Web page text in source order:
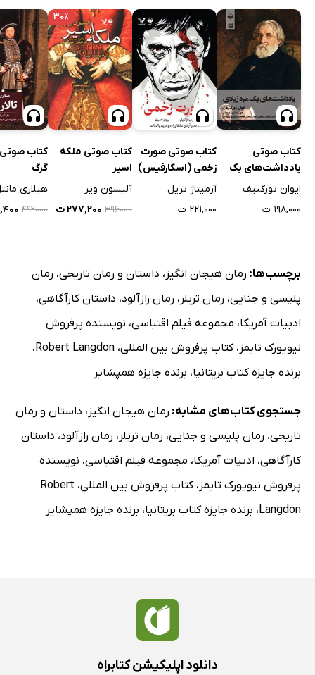
کتاب صوتی
یادداشت‌های یک
مرد زیادی
ایوان تورگنیف
۱۹۸,۰۰۰ ت
کتاب صوتی صورت
زخمی (اسکارفیس)
آرمیتاژ تریل
۲۲۱,۰۰۰ ت
۳۰٪
کتاب صوتی ملکه
اسیر
آلیسون ویر
۳۹۶۰۰۰ ۲۷۷,۲۰۰ ت
کتاب صوتی
گرگ
هیلاری
۴۹۲۰۰۰
برچسب‌ها: رمان هیجان انگیز ، داستان و رمان تاریخی، رمان
پلیسی و جنایی، رمان تریلر ، رمان رازآلود، داستان کارآگاهی،
ادبیات آمریکا، مجموعه فیلم اقتباسی، نویسنده پرفروش
نیویورک تایمز ،کتاب پرفروش بین المللی، Robert Langdon،
برنده جایزه کتاب بریتانیا، برنده جایزه همپشایر
جستجوی کتاب‌های مشابه: رمان هیجان انگیز ، داستان و رمان
تاریخی، رمان پلیسی و جنایی، رمان تریلر ، رمان رازآلود، داستان
کارآگاهی، ادبیات آمریکا، مجموعه فیلم اقتباسی، نویسنده
پرفروش نیویورک تایمز ،کتاب پرفروش بین المللی، Robert
Langdon، برنده جایزه کتاب بریتانیا، برنده جایزه همپشایر
دانلود اپلیکیشن کتابراه